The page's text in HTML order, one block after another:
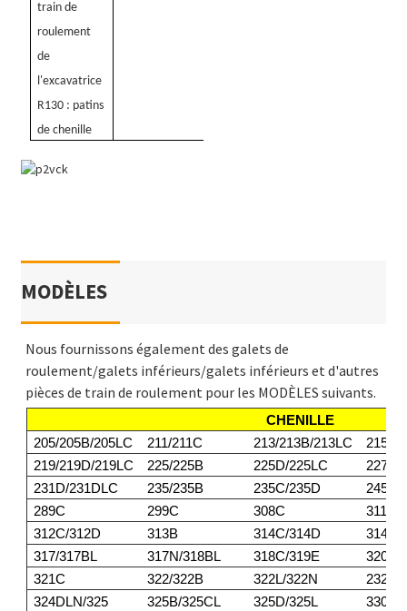
train de
roulement
de
l'excavatrice
R130 : patins
de chenille
MODÈLES
Nous fournissons également des galets de
roulement/galets inférieurs/galets inférieurs et d'autres
pièces de train de roulement pour les MODÈLES suivants.
CHENILLE
205/205B/205LC
211/211C 213/213B/213LC
215/
219/219D/219LC
225/225B 225D/225LC
227
231D/231DLC
235/235B 235C/235D
245/
289C
299C 308C
311/
312C/312D
313B 314C/314D
314E/
317/317BL
317N/318BL 318C/319E
321C
322/322B 322L/322N
324DLN/325
325B/325CL 325D/325L
330/